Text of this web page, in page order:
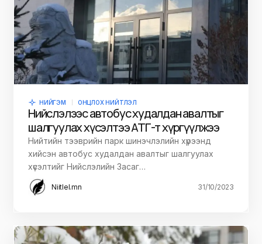
НИЙГЭМ ОНЦЛОХ НИЙТЛЭЛ
Нийслэлээс автобус худалдан авалтыг
шалгуулах хүсэлтээ АТГ-т хүргүүлжээ
Нийтийн тээврийн парк шинэчлэлийн хүрээнд
хийсэн автобус худалдан авалтыг шалгуулах
хүсэлтийг Нийслэлийн Засаг…
Niitlel.mn 31/10/2023